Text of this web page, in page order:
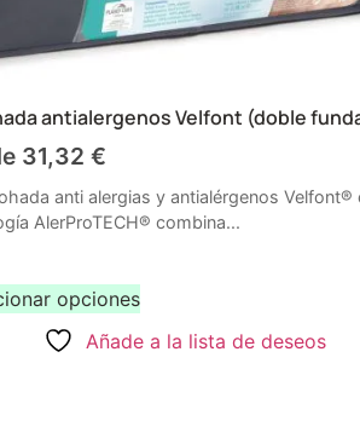
antialergenos Velfont (doble
31,32 €
anti alergias y antialérgenos Velfont®
AlerProTECH® combina...
opciones
Añade a la lista de deseos